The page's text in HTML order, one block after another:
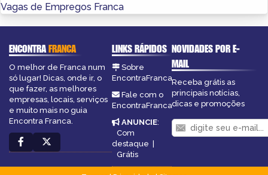
Vagas de Empregos Franca
ENCONTRAFRANCA
O melhor de Franca num
só lugar! Dicas, onde ir, o
que fazer, as melhores
empresas, locais, serviços
e muito mais no guia
Encontra Franca.
LINKS RÁPIDOS
Sobre
EncontraFranca
Fale com o
EncontraFranca
ANUNCIE:
Com
destaque
Grátis
NOVIDADES POR E-
MAIL
Receba grátis as
principais notícias,
dicas e promoções